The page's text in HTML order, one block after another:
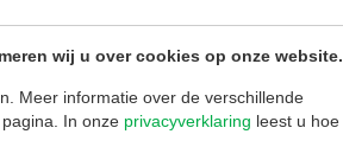
wij u over cookies op onze website.
Meer informatie over de verschillende
pagina. In onze privacyverklaring leest u hoe
Boot, Horeca, Kantoor,
Onderwijs, Bijeenkomst, Sport
- A, Electriciteit - E